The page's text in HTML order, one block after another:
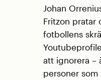
Johan
Fritzon pratar
fotbollens
att ignorera –
personer som